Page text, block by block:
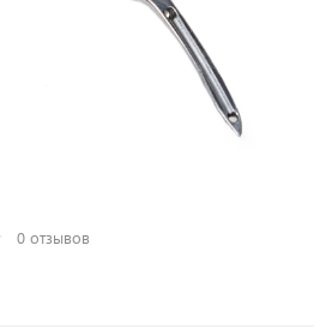
0 отзывов